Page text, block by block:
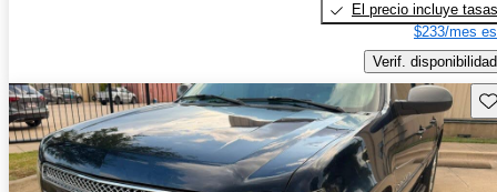
El precio incluye tasas
$233/mes
Verif. disponibilidad